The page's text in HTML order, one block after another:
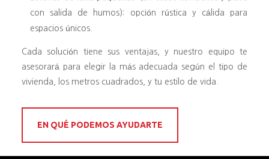
con salida de humos): opción rústica y cálida para
espacios únicos.
Cada solución tiene sus ventajas, y nuestro equipo te
asesorará para elegir la más adecuada según el tipo de
vivienda, los metros cuadrados, y tu estilo de vida.
EN QUÉ PODEMOS AYUDARTE